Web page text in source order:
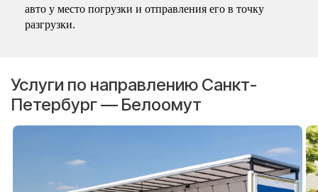
авто у место погрузки и отправления его в точку
разгрузки.
Услуги по направлению Санкт-
Петербург — Белоомут